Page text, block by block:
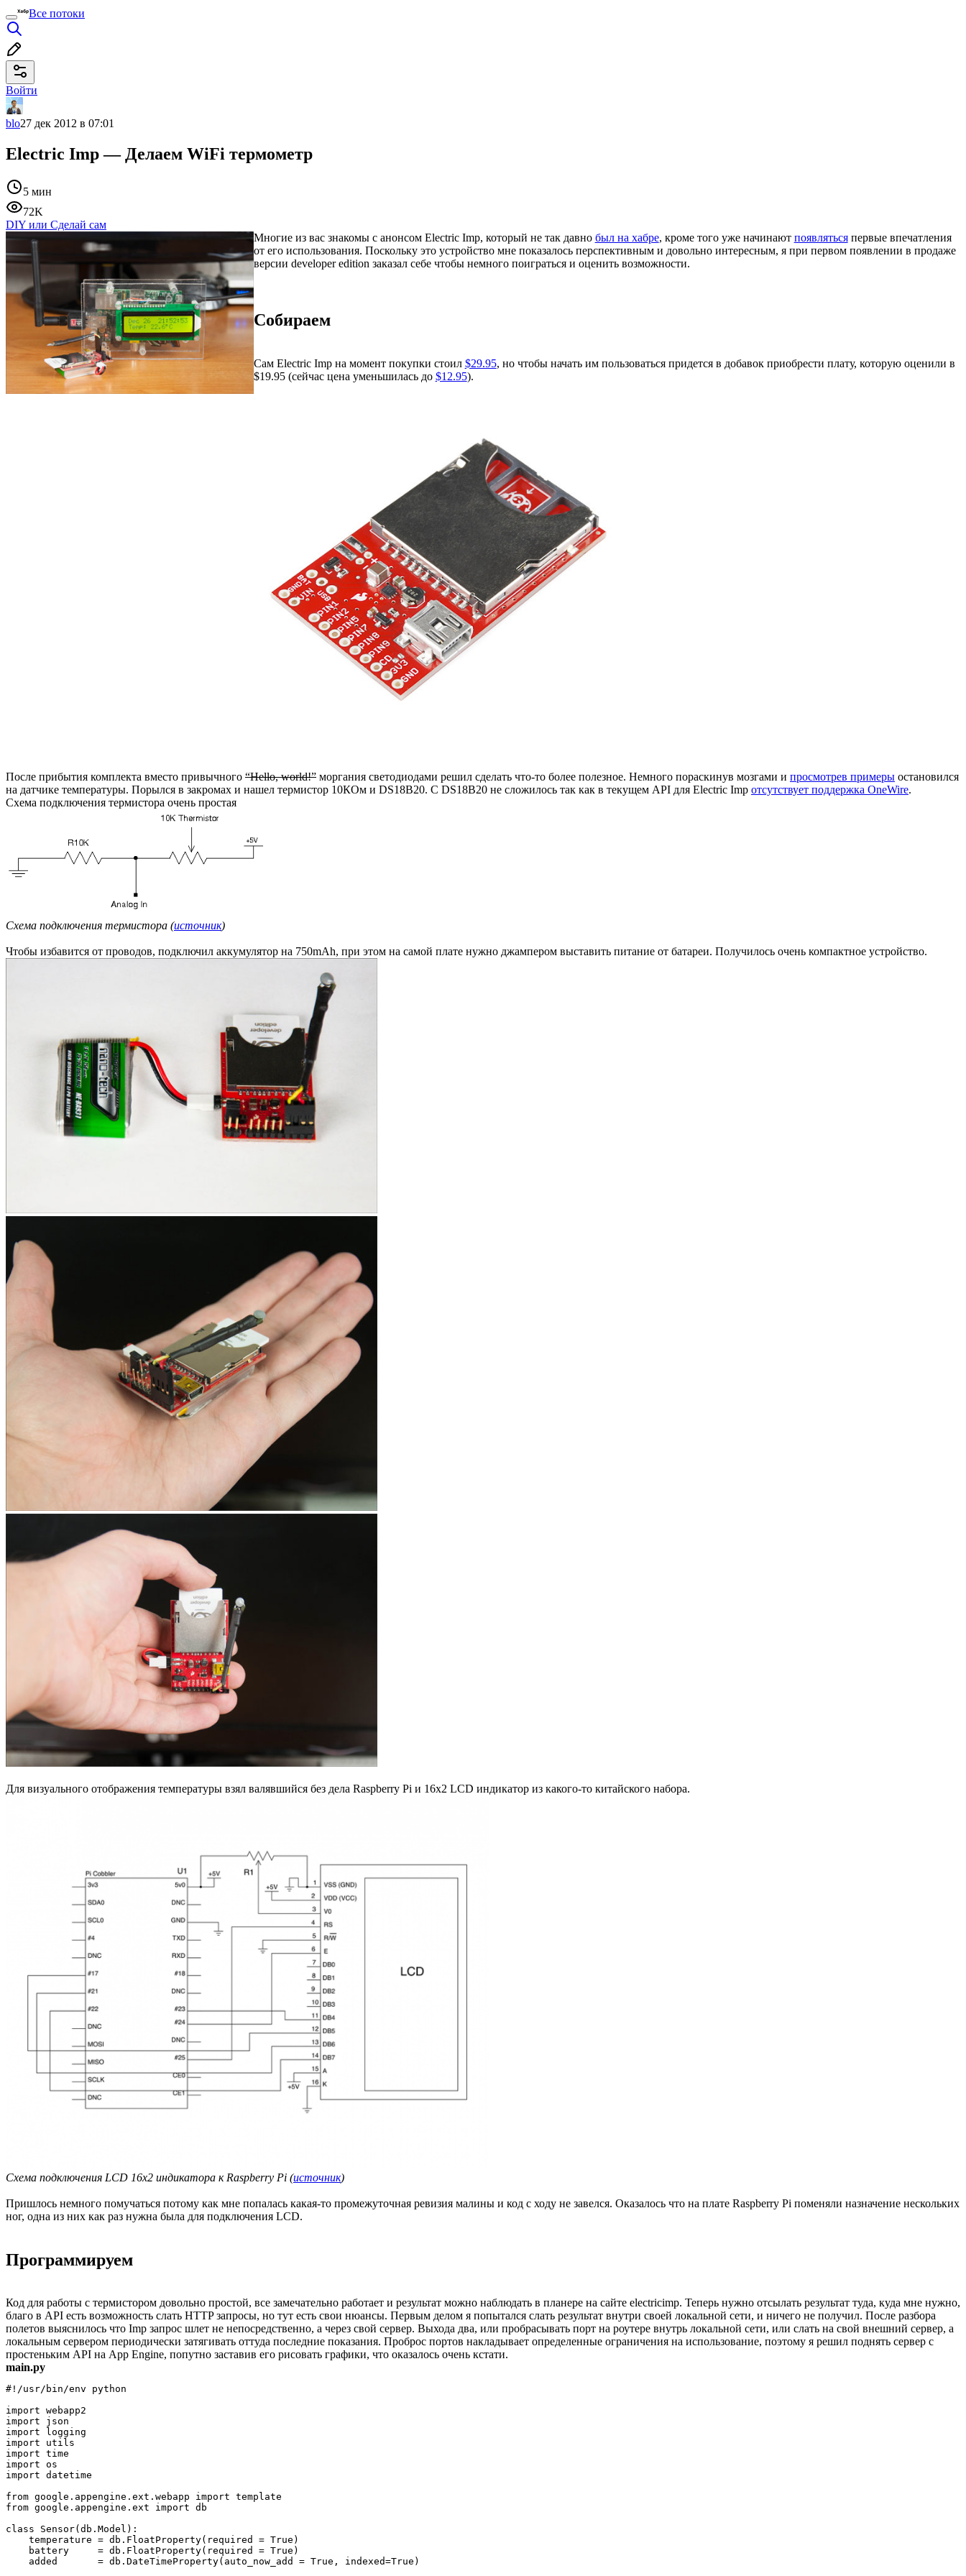
Все потоки
Войти
blo27 дек 2012 в 07:01
Electric Imp — Делаем WiFi термометр
5 мин
72K
DIY или Сделай сам
Многие из вас знакомы с анонсом Electric Imp, который не так давно был на хабре, кроме того уже начинают появлятьсяпервые впечатления
от его использования. Поскольку это устройство мне показалось перспективным и довольно интересным, я при первом появлении в продаже
версии developer edition заказал себе чтобы немного поиграться и оценить возможности.
Собираем
Сам Electric Imp на момент покупки стоил $29.95, но чтобы начать им пользоваться придется в добавок приобрести плату, которую оценили в
$19.95 (сейчас цена уменьшилась до $12.95).
После прибытия комплекта вместо привычного “Hello, world!” моргания светодиодами решил сделать что-то более полезное. Немного пораскинув мозгами и просмотрев примеры остановился
на датчике температуры. Порылся в закромах и нашел термистор 10КОм и DS18B20. С DS18B20 не сложилось так как в текущем API для Electric Imp отсутствует поддержка OneWire.
Схема подключения термистора очень простая
Схема подключения термистора (источник)
Чтобы избавится от проводов, подключил аккумулятор на 750mAh, при этом на самой плате нужно джампером выставить питание от батареи. Получилось очень компактное устройство.
Для визуального отображения температуры взял валявшийся без дела Raspberry Pi и 16х2 LCD индикатор из какого-то китайского набора.
Схема подключения LCD 16x2 индикатора к Raspberry Pi (источник)
Пришлось немного помучаться потому как мне попалась какая-то промежуточная ревизия малины и код с ходу не завелся. Оказалось что на плате Raspberry Pi поменяли назначение нескольких
ног, одна из них как раз нужна была для подключения LCD.
Программируем
Код для работы с термистором довольно простой, все замечательно работает и результат можно наблюдать в планере на сайте electricimp. Теперь нужно отсылать результат туда, куда мне нужно,
благо в API есть возможность слать HTTP запросы, но тут есть свои нюансы. Первым делом я попытался слать результат внутри своей локальной сети, и ничего не получил. После разбора
полетов выяснилось что Imp запрос шлет не непосредственно, а через свой сервер. Выхода два, или пробрасывать порт на роутере внутрь локальной сети, или слать на свой внешний сервер, а
локальным сервером периодически затягивать оттуда последние показания. Проброс портов накладывает определенные ограничения на использование, поэтому я решил поднять сервер с
простеньким API на App Engine, попутно заставив его рисовать графики, что оказалось очень кстати.
main.py
#!/usr/bin/env python
import webapp2
import json
import logging
import utils
import time
import os
import datetime
from google.appengine.ext.webapp import template
from google.appengine.ext import db
class Sensor(db.Model):
    temperature = db.FloatProperty(required = True)
    battery     = db.FloatProperty(required = True)
    added       = db.DateTimeProperty(auto_now_add = True, indexed=True)